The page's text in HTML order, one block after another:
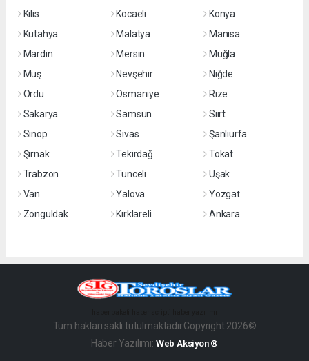
Kilis
Kocaeli
Konya
Kütahya
Malatya
Manisa
Mardin
Mersin
Muğla
Muş
Nevşehir
Niğde
Ordu
Osmaniye
Rize
Sakarya
Samsun
Siirt
Sinop
Sivas
Şanlıurfa
Şırnak
Tekirdağ
Tokat
Trabzon
Tunceli
Uşak
Van
Yalova
Yozgat
Zonguldak
Kırklareli Ankara
Tüm hakları saklı tutulmaktadır.Copyright 2026©
Haber Yazılımı: Web Aksiyon ®